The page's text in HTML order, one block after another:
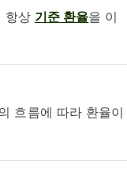
항상 기준 환율을 이
흐름에 따라 환율이